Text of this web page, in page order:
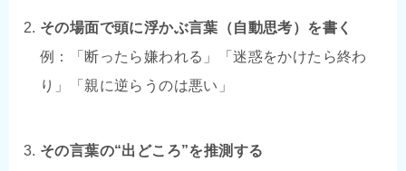
その場面で頭に浮かぶ言葉（自動思考）を書く
例：「断ったら嫌われる」「迷惑をかけたら終わ
り」「親に逆らうのは悪い」
その言葉の“出どころ”を推測する